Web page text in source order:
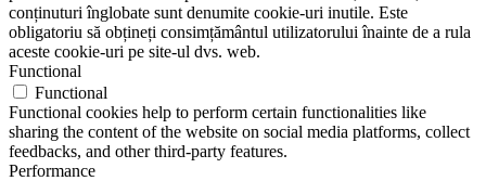
conținuturi înglobate sunt denumite cookie-uri inutile. Este
obligatoriu să obțineți consimțământul utilizatorului înainte de a rula
aceste cookie-uri pe site-ul dvs. web.
Functional
Functional
Functional cookies help to perform certain functionalities like
sharing the content of the website on social media platforms, collect
feedbacks, and other third-party features.
Performance